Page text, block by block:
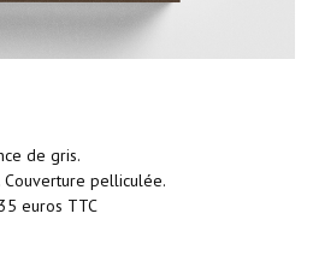
de gris.
pelliculée.
euros TTC